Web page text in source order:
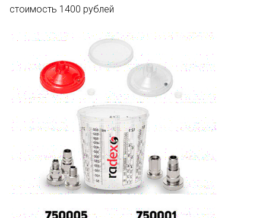
стоимость 1400 рублей